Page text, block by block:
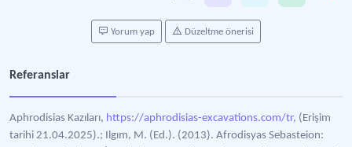
Yorum yap Düzeltme önerisi
Referanslar
Aphrodisias Kazıları, https://aphrodisias-excavations.com/tr, (Erişim
tarihi 21.04.2025).; Ilgım, M. (Ed.). (2013). Afrodisyas Sebasteion: